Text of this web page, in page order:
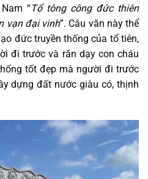
“Tổ tông công đức thiên
vạn đại vinh”. Câu văn này thể
đức truyền thống của tổ tiên,
đi trước và răn dạy con cháu
tốt đẹp mà người đi trước
dựng đất nước giàu có, thịnh